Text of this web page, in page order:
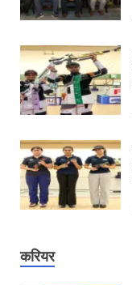
करियर